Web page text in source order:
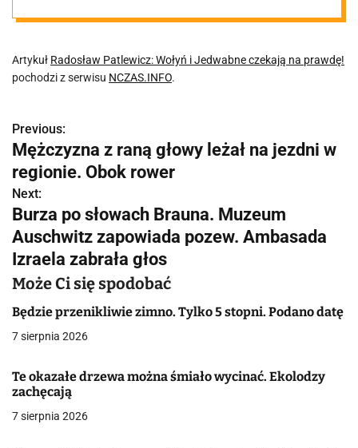
czekają na
prawdę!
Artykuł Radosław Patlewicz: Wołyń i Jedwabne czekają na prawdę!
pochodzi z serwisu NCZAS.INFO.
N
a
w
i
g
a
c
j
a
w
Previous:
Mężczyzna z raną głowy leżał na jezdni w
regionie. Obok rower
Next:
Burza po słowach Brauna. Muzeum
Auschwitz zapowiada pozew. Ambasada
Izraela zabrała głos
Może Ci się spodobać
Będzie przenikliwie zimno. Tylko 5 stopni. Podano datę
7 sierpnia 2026
Te okazałe drzewa można śmiało wycinać. Ekolodzy
zachęcają
7 sierpnia 2026